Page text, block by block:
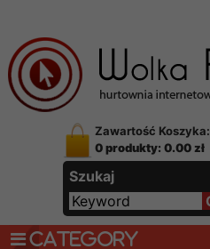
Zawartość Koszyka:
0 produkty: 0.00 zł
Szukaj
CATEGORY